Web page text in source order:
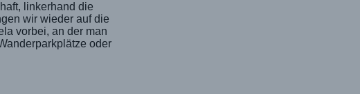
linkerhand die
wir wieder auf die
vorbei, an der man
oder